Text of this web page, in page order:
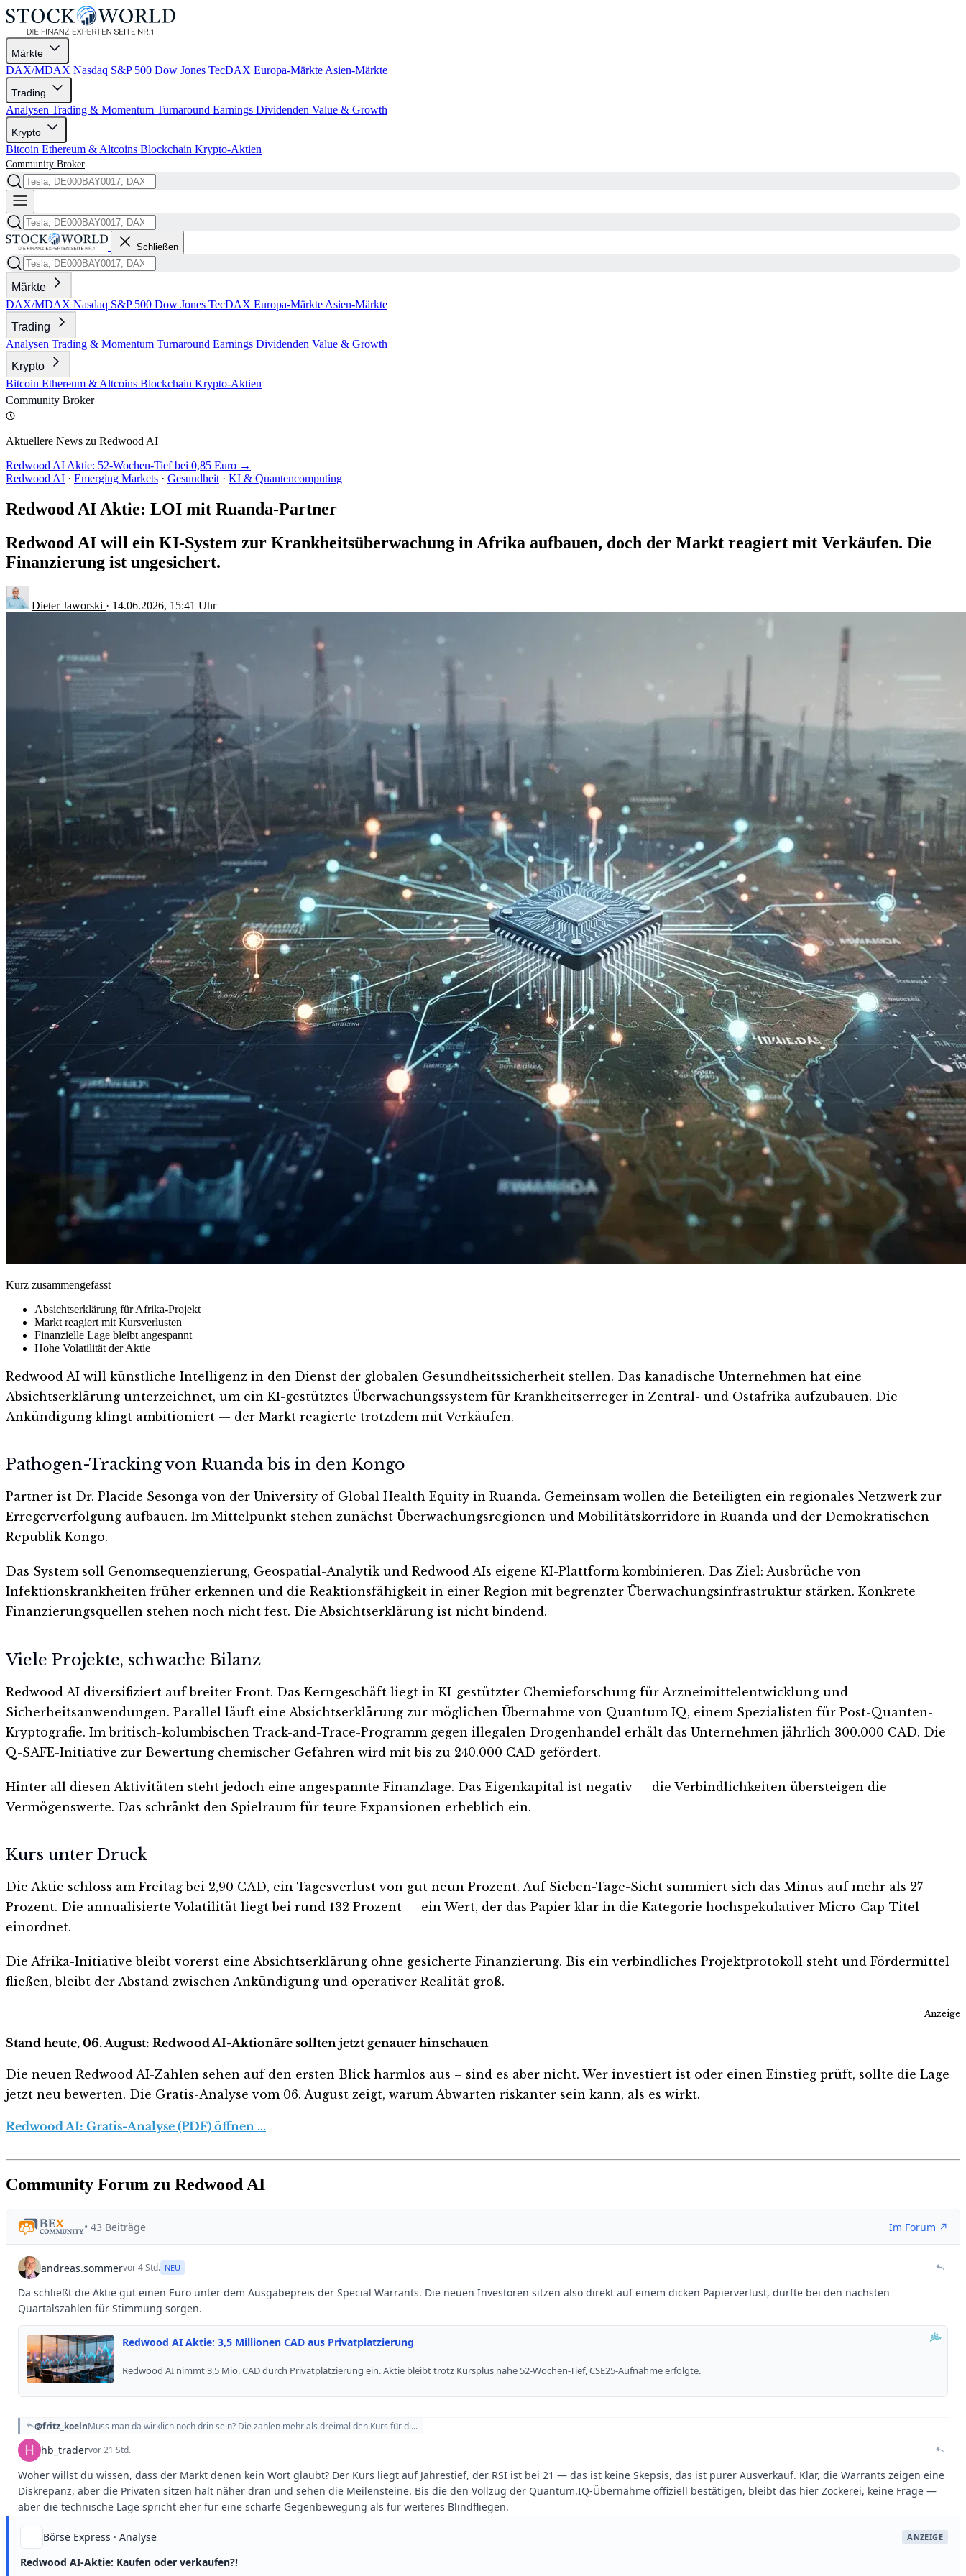
Märkte
DAX/MDAX Nasdaq S&P 500 Dow Jones TecDAX Europa-Märkte Asien-Märkte
Trading
Analysen Trading & Momentum Turnaround Earnings Dividenden Value & Growth
Krypto
Bitcoin Ethereum & Altcoins Blockchain Krypto-Aktien
Community Broker
Schließen
Märkte
DAX/MDAX Nasdaq S&P 500 Dow Jones TecDAX Europa-Märkte Asien-Märkte
Trading
Analysen Trading & Momentum Turnaround Earnings Dividenden Value & Growth
Krypto
Bitcoin Ethereum & Altcoins Blockchain Krypto-Aktien
Community Broker
Aktuellere News zu Redwood AI
Redwood AI Aktie: 52-Wochen-Tief bei 0,85 Euro →
Redwood AI · Emerging Markets · Gesundheit · KI & Quantencomputing
Redwood AI Aktie: LOI mit Ruanda-Partner
Redwood AI will ein KI-System zur Krankheitsüberwachung in Afrika aufbauen, doch der Markt reagiert mit Verkäufen. Die
Finanzierung ist ungesichert.
Dieter Jaworski · 14.06.2026, 15:41 Uhr
Kurz zusammengefasst
Absichtserklärung für Afrika-Projekt
Markt reagiert mit Kursverlusten
Finanzielle Lage bleibt angespannt
Hohe Volatilität der Aktie
Redwood AI will künstliche Intelligenz in den Dienst der globalen Gesundheitssicherheit stellen. Das kanadische Unternehmen hat eine
Absichtserklärung unterzeichnet, um ein KI-gestütztes Überwachungssystem für Krankheitserreger in Zentral- und Ostafrika aufzubauen. Die
Ankündigung klingt ambitioniert — der Markt reagierte trotzdem mit Verkäufen.
Pathogen-Tracking von Ruanda bis in den Kongo
Partner ist Dr. Placide Sesonga von der University of Global Health Equity in Ruanda. Gemeinsam wollen die Beteiligten ein regionales Netzwerk zur
Erregerverfolgung aufbauen. Im Mittelpunkt stehen zunächst Überwachungsregionen und Mobilitätskorridore in Ruanda und der Demokratischen
Republik Kongo.
Das System soll Genomsequenzierung, Geospatial-Analytik und Redwood AIs eigene KI-Plattform kombinieren. Das Ziel: Ausbrüche von
Infektionskrankheiten früher erkennen und die Reaktionsfähigkeit in einer Region mit begrenzter Überwachungsinfrastruktur stärken. Konkrete
Finanzierungsquellen stehen noch nicht fest. Die Absichtserklärung ist nicht bindend.
Viele Projekte, schwache Bilanz
Redwood AI diversifiziert auf breiter Front. Das Kerngeschäft liegt in KI-gestützter Chemieforschung für Arzneimittelentwicklung und
Sicherheitsanwendungen. Parallel läuft eine Absichtserklärung zur möglichen Übernahme von Quantum IQ, einem Spezialisten für Post-Quanten-
Kryptografie. Im britisch-kolumbischen Track-and-Trace-Programm gegen illegalen Drogenhandel erhält das Unternehmen jährlich 300.000 CAD. Die
Q-SAFE-Initiative zur Bewertung chemischer Gefahren wird mit bis zu 240.000 CAD gefördert.
Hinter all diesen Aktivitäten steht jedoch eine angespannte Finanzlage. Das Eigenkapital ist negativ — die Verbindlichkeiten übersteigen die
Vermögenswerte. Das schränkt den Spielraum für teure Expansionen erheblich ein.
Kurs unter Druck
Die Aktie schloss am Freitag bei 2,90 CAD, ein Tagesverlust von gut neun Prozent. Auf Sieben-Tage-Sicht summiert sich das Minus auf mehr als 27
Prozent. Die annualisierte Volatilität liegt bei rund 132 Prozent — ein Wert, der das Papier klar in die Kategorie hochspekulativer Micro-Cap-Titel
einordnet.
Die Afrika-Initiative bleibt vorerst eine Absichtserklärung ohne gesicherte Finanzierung. Bis ein verbindliches Projektprotokoll steht und Fördermittel
fließen, bleibt der Abstand zwischen Ankündigung und operativer Realität groß.
Anzeige
Stand heute, 06. August: Redwood AI-Aktionäre sollten jetzt genauer hinschauen
Die neuen Redwood AI-Zahlen sehen auf den ersten Blick harmlos aus – sind es aber nicht. Wer investiert ist oder einen Einstieg prüft, sollte die Lage
jetzt neu bewerten. Die Gratis-Analyse vom 06. August zeigt, warum Abwarten riskanter sein kann, als es wirkt.
Redwood AI: Gratis-Analyse (PDF) öffnen …
Community Forum zu Redwood AI